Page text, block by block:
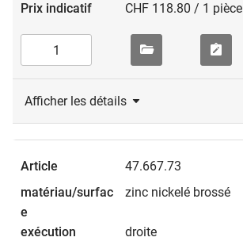
CHF 118.80 / 1 pièce
Afficher les détails
47.667.73
zinc nickelé brossé
droite